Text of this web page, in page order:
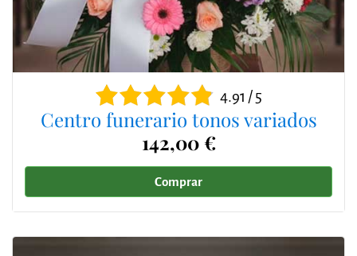
4.91 / 5
Centro funerario tonos variados
142,00 €
Comprar